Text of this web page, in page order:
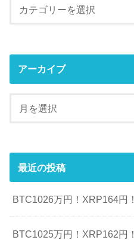
アーカイブ
最近の投稿
BTC1026万円！XRP164円！
BTC1025万円！XRP162円！